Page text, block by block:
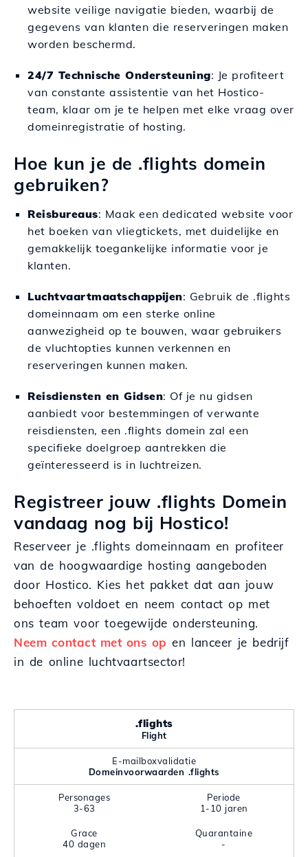
website veilige navigatie bieden, waarbij de
gegevens van klanten die reserveringen maken
worden beschermd.
24/7 Technische Ondersteuning: Je profiteert
van constante assistentie van het Hostico-
team, klaar om je te helpen met elke vraag over
domeinregistratie of hosting.
Hoe kun je de .flights domein
gebruiken?
Reisbureaus: Maak een dedicated website voor
het boeken van vliegtickets, met duidelijke en
gemakkelijk toegankelijke informatie voor je
klanten.
Luchtvaartmaatschappijen: Gebruik de .flights
domeinnaam om een sterke online
aanwezigheid op te bouwen, waar gebruikers
de vluchtopties kunnen verkennen en
reserveringen kunnen maken.
Reisdiensten en Gidsen: Of je nu gidsen
aanbiedt voor bestemmingen of verwante
reisdiensten, een .flights domein zal een
specifieke doelgroep aantrekken die
geïnteresseerd is in luchtreizen.
Registreer jouw .flights Domein
vandaag nog bij Hostico!
Reserveer je .flights domeinnaam en profiteer
van de hoogwaardige hosting aangeboden
door Hostico. Kies het pakket dat aan jouw
behoeften voldoet en neem contact op met
ons team voor toegewijde ondersteuning.
Neem contact met ons op en lanceer je bedrijf
in de online luchtvaartsector!
.flights
Flight
E-mailboxvalidatie
Domeinvoorwaarden .flights
Personages
3-63
Periode
1-10 jaren
Grace
40 dagen
Quarantaine
-